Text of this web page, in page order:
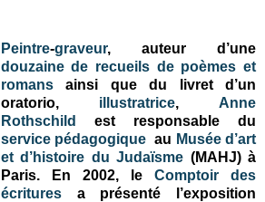
Peintre-graveur, auteur d’une
douzaine de recueils de poèmes et
romansainsi que du livret d’un
oratorio, illustratrice,Anne
Rothschild
est responsable du
service pédagogique au Musée d’art
et d’histoire du Judaïsme (MAHJ) à
Paris. En 2002, le Comptoir des
écrituresa présenté l’exposition